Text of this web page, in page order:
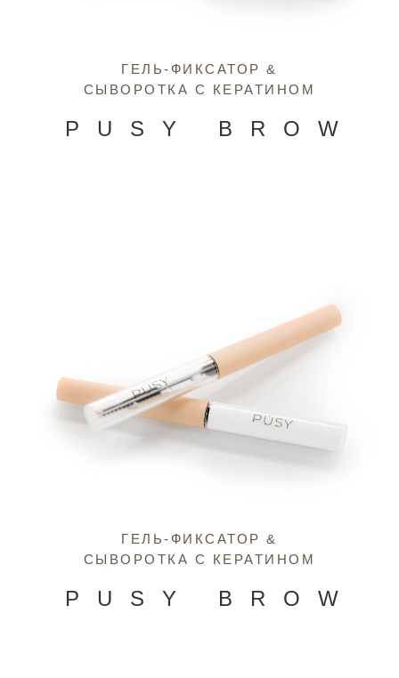
PUSY BROW
ГЕЛЬ-ФИКСАТОР &
СЫВОРОТКА С КЕРАТИНОМ
PUSY BROW
ГЕЛЬ-ФИКСАТОР &
СЫВОРОТКА С КЕРАТИНОМ